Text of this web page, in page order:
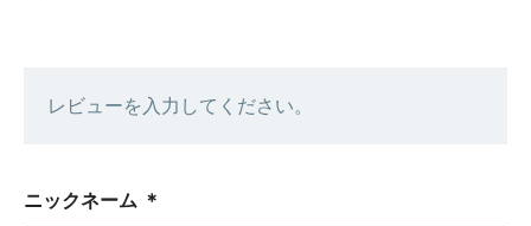
レビューを入力してください。
ニックネーム ＊